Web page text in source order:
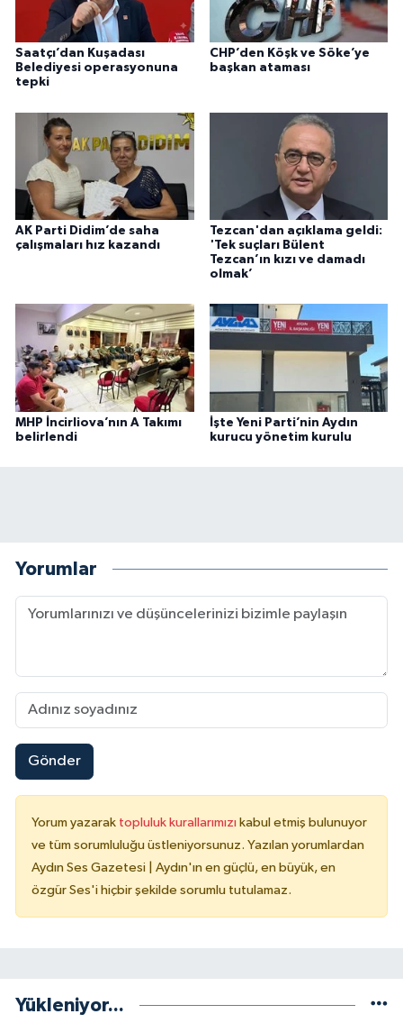
Saatçı’dan Kuşadası
Belediyesi operasyonuna
tepki
CHP’den Köşk ve Söke’ye
başkan ataması
AK Parti Didim’de saha
çalışmaları hız kazandı
Tezcan'dan açıklama geldi:
'Tek suçları Bülent
Tezcan’ın kızı ve damadı
olmak’
MHP İncirliova’nın A Takımı
belirlendi
İşte Yeni Parti’nin Aydın
kurucu yönetim kurulu
Yorumlar
Gönder
Yorum yazarak topluluk kurallarımızı kabul etmiş bulunuyor
ve tüm sorumluluğu üstleniyorsunuz. Yazılan yorumlardan
Aydın Ses Gazetesi | Aydın'ın en güçlü, en büyük, en
özgür Ses'i hiçbir şekilde sorumlu tutulamaz.
Yükleniyor...